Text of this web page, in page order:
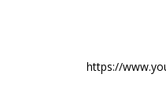
https://